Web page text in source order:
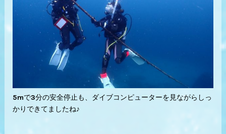
5mで3分の安全停止も、ダイブコンピューターを見ながらしっ
かりできてましたね♪